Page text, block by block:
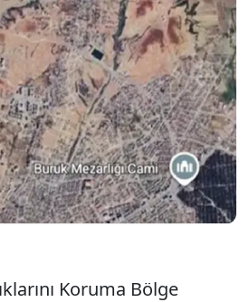
tarihi taş kesim alanı ve
sonucunda kültür
"Boynuyoğun 1. Derece
koruma altına alındı.
Koruma Bölge